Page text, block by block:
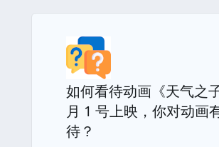
如何看待动画《天气之
月 1 号上映，你对动画
待？